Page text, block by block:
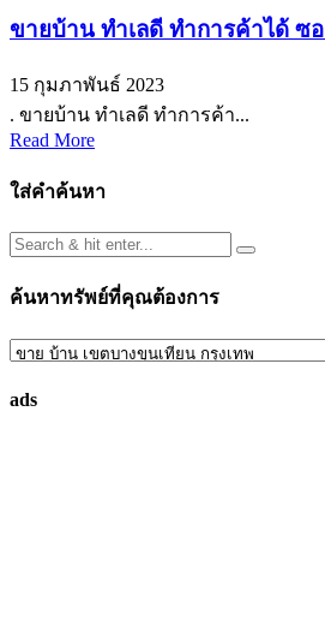
ขายบ้าน ทำเลดี ทำการค้าได้ ซ
15 กุมภาพันธ์ 2023
. ขายบ้าน ทำเลดี ทำการค้า...
Read More
ใส่คำค้นหา
ค้นหาทรัพย์ที่คุณต้องการ
ค้นหา
ที่
ads